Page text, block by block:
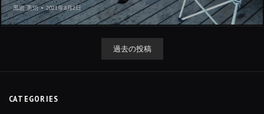
黒岩 憲治 • 2021年8月2日
過去の投稿
CATEGORIES